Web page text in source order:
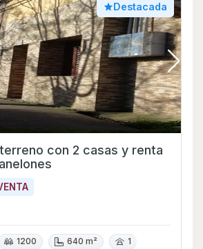
Destacada
con 2 casas y renta
1200 640 m² 1